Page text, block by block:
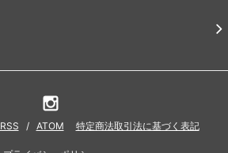
RSS / ATOM 特定商法取引法に基づく表記